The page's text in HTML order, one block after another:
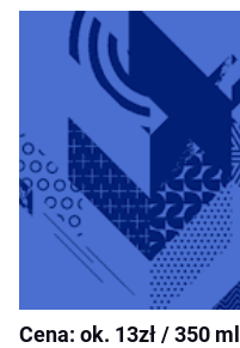
Cena: ok. 13zł / 350 ml